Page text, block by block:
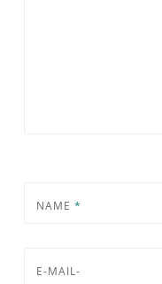
NAME *
E-MAIL-